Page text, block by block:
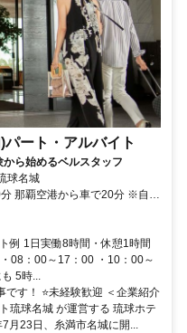
ート・アルバイト
ら始めるベルスタッフ
球名城
那覇空港から車で20分 ※自動
例 1日実働8時間・休憩1時間
08：00～17：00 ・10：00～
5時...
です！ ⭐未経験歓迎 ＜企業紹介
琉球名城 が運営する 琉球ホテ
月23日、糸満市名城に開...